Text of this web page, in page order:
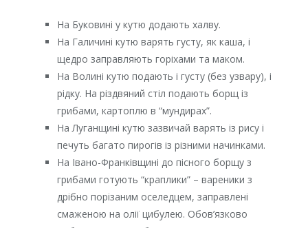
На Буковині у кутю додають халву.
На Галичині кутю варять густу, як каша, і
щедро заправляють горіхами та маком.
На Волині кутю подають і густу (без узвару), і
рідку. На різдвяний стіл подають борщ із
грибами, картоплю в “мундирах”.
На Луганщині кутю зазвичай варять із рису і
печуть багато пирогів із різними начинками.
На Івано-Франківщині до пісного борщу з
грибами готують “краплики” – вареники з
дрібно порізаним оселедцем, заправлені
смаженою на олії цибулею. Обов’язково